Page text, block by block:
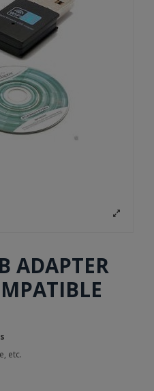
ADAPTER
etc.